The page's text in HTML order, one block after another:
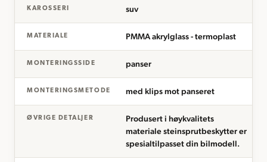
KAROSSERI suv
MATERIALE PMMA akrylglass - termoplast
MONTERINGSSIDE panser
MONTERINGSMETODE med klips mot panseret
ØVRIGE DETALJER
Produsert i høykvalitets
materiale steinsprutbeskytter er
spesialtilpasset din bilmodell.